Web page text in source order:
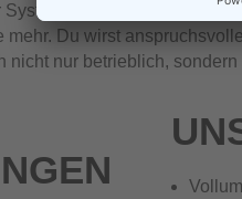
(m/w/d)
mehr. Du wirst
nicht nur betrieblich,